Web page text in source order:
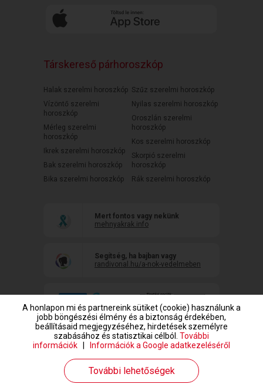
Társkereső párhoroszkóp
Halak szerelmi horoszkóp
Vízöntő szerelmi
horoszkóp
Mérleg szerelmi
horoszkóp
Ikrek szerelmi horoszkóp
Bak szerelmi horoszkóp
Bika szerelmi horoszkóp
Szűz szerelmi horoszkóp
Nyilas szerelmi horoszkóp
Oroszlán szerelmi
horoszkóp
Kos szerelmi horoszkóp
Skorpió szerelmi
horoszkóp
Rák szerelmi horoszkóp
Mert fontos vagy nekünk
mehnyakrak.info
Segítség, ha bajban vagy
randivonal.hu/a-nok-vedelmeben
www.randivonal.hu © Copyright 1999-2026 Dating Central Europe Zrt.
A honlapon mi és partnereink sütiket (cookie) használunk a
jobb böngészési élmény és a biztonság érdekében,
beállításaid megjegyzéséhez, hirdetések személyre
szabásához és statisztikai célból. További
információk
Információk a Google adatkezeléséről
További lehetőségek